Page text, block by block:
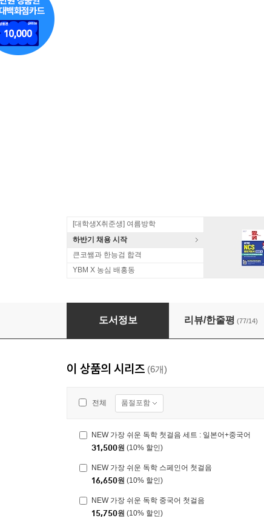
[대학생X취준생] 여름방학
하반기 채용 시작
큰코쌤과 한능검 합격
YBM X 농심 배홍동
NEW 가장 쉬운 독학 첫걸음 세트 : 일본어+중
도서정보 리뷰/한줄평 (77/14)
이 상품의 시리즈 (6개)
전체 품절포함
NEW 가장 쉬운 독학 첫걸음 세트 : 일본어+중국어
31,500원 (10% 할인)
NEW 가장 쉬운 독학 스페인어 첫걸음
16,650원 (10% 할인)
NEW 가장 쉬운 독학 중국어 첫걸음
15,750원 (10% 할인)